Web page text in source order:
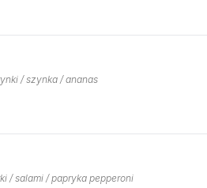
/ szynka / ananas
/ salami / papryka pepperoni